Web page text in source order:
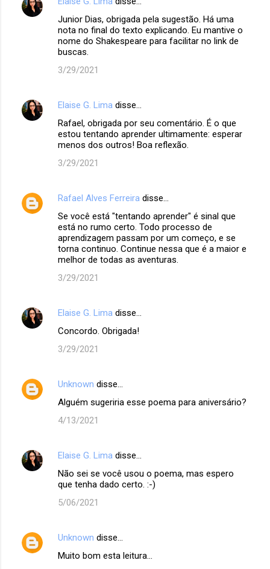
Junior Dias, obrigada pela sugestão. Há uma
nota no final do texto explicando. Eu mantive o
nome do Shakespeare para facilitar no link de
buscas.
3/29/2021
Elaise G. Lima disse…
Rafael, obrigada por seu comentário. É o que
estou tentando aprender ultimamente: esperar
menos dos outros! Boa reflexão.
3/29/2021
Rafael Alves Ferreira disse…
Se você está "tentando aprender" é sinal que
está no rumo certo. Todo processo de
aprendizagem passam por um começo, e se
torna continuo. Continue nessa que é a maior e
melhor de todas as aventuras.
3/29/2021
Elaise G. Lima disse…
Concordo. Obrigada!
3/29/2021
Unknown disse…
Alguém sugeriria esse poema para aniversário?
4/13/2021
Elaise G. Lima disse…
Não sei se você usou o poema, mas espero
que tenha dado certo. :-)
5/06/2021
Unknown disse…
Muito bom esta leitura...